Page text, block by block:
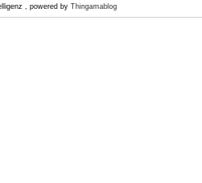
, powered by Thingamablog